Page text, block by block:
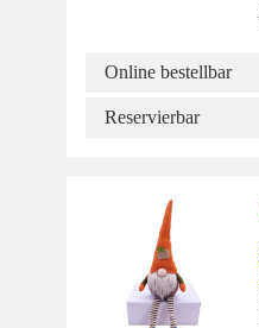
Online bestellbar
Reservierbar